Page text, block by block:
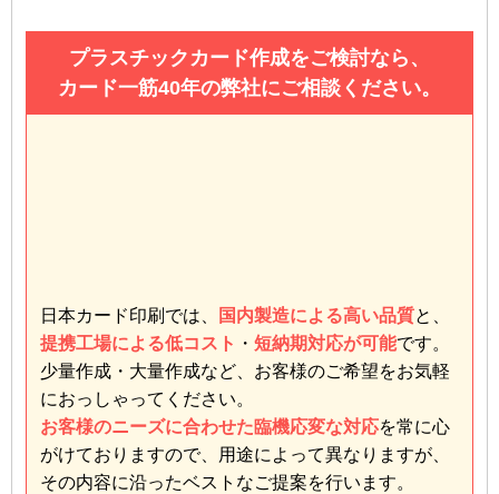
プラスチックカード作成をご検討なら、
カード一筋40年の弊社にご相談ください。
日本カード印刷では、 国内製造による高い品質と、
提携工場による低コスト ・ 短納期対応が可能です。
少量作成・大量作成など、お客様のご希望をお気軽
におっしゃってください。
お客様のニーズに合わせた臨機応変な対応を常に心
がけておりますので、用途によって異なりますが、
その内容に沿ったベストなご提案を行います。